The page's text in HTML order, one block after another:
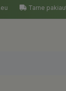
Tarne